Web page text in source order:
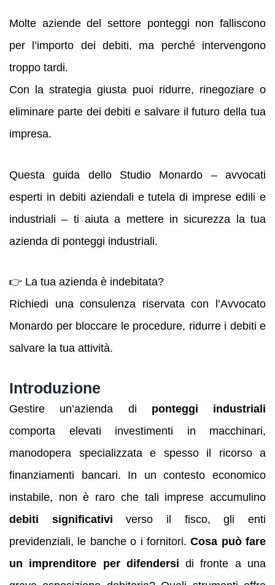
Molte aziende del settore ponteggi non falliscono
per l’importo dei debiti, ma perché intervengono
troppo tardi.
Con la strategia giusta puoi ridurre, rinegoziare o
eliminare parte dei debiti e salvare il futuro della tua
impresa.
Questa guida dello Studio Monardo – avvocati
esperti in debiti aziendali e tutela di imprese edili e
industriali – ti aiuta a mettere in sicurezza la tua
azienda di ponteggi industriali.
👉 La tua azienda è indebitata?
Richiedi una consulenza riservata con l’Avvocato
Monardo per bloccare le procedure, ridurre i debiti e
salvare la tua attività.
Introduzione
Gestire un’azienda di ponteggi industriali
comporta elevati investimenti in macchinari,
manodopera specializzata e spesso il ricorso a
finanziamenti bancari. In un contesto economico
instabile, non è raro che tali imprese accumulino
debiti significativi verso il fisco, gli enti
previdenziali, le banche o i fornitori.Cosa può fare
un imprenditore per difendersi di fronte a una